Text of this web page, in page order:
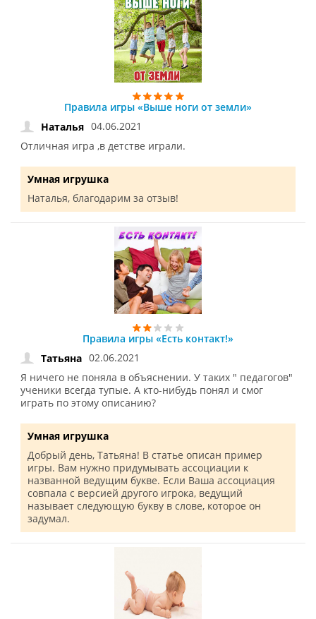
Правила игры «Выше ноги от земли»
Наталья 04.06.2021
Отличная игра ,в детстве играли.
Умная игрушка
Наталья, благодарим за отзыв!
Правила игры «Есть контакт!»
Татьяна 02.06.2021
Я ничего не поняла в объяснении. У таких " педагогов"
ученики всегда тупые. А кто-нибудь понял и смог
играть по этому описанию?
Умная игрушка
Добрый день, Татьяна! В статье описан пример
игры. Вам нужно придумывать ассоциации к
названной ведущим букве. Если Ваша ассоциация
совпала с версией другого игрока, ведущий
называет следующую букву в слове, которое он
задумал.